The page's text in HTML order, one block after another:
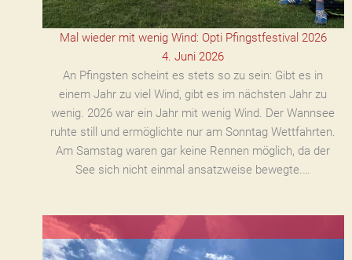
Mal wieder mit wenig Wind: Opti Pfingstfestival 2026
4. Juni 2026
An Pfingsten scheint es stets so zu sein: Gibt es in
einem Jahr zu viel Wind, gibt es im nächsten Jahr zu
wenig. 2026 war ein Jahr mit wenig Wind. Der Wannsee
ruhte still und ermöglichte nur am Sonntag Wettfahrten.
Am Samstag waren gar keine Rennen möglich, da der
See sich nicht einmal ansatzweise bewegte.…